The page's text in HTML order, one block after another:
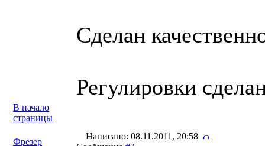
Сделан
Регулировки
В начало
страницы
Фрезер
Написано: 08.11.2011, 20:58